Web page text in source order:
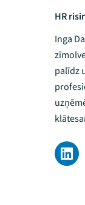
HR
Inga
palīdz